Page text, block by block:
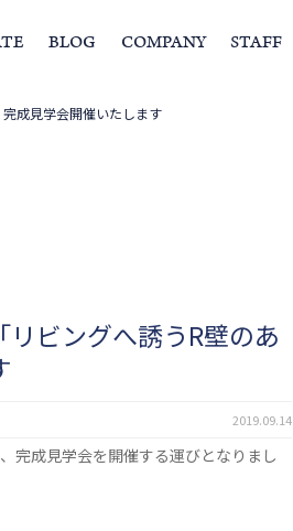
スタッフの住まい
BLOG COMPANY
理念
STAFF
成見学会開催いたします
リビングへ誘うR壁のあ
2019.09.14
完成見学会を開催する運びとなりまし